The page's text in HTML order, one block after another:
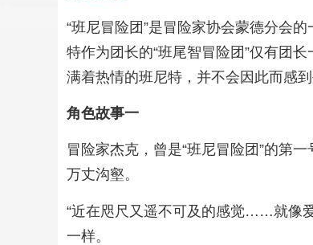
“班尼冒险团”是冒险家协会蒙德分会
特作为团长的“班尾智冒险团”仅有团
满着热情的班尼特，并不会因此而感
角色故事一
冒险家杰克，曾是“班尼冒险团”的第
万丈沟壑。
“近在咫尺又遥不可及的感觉……就像
一样。